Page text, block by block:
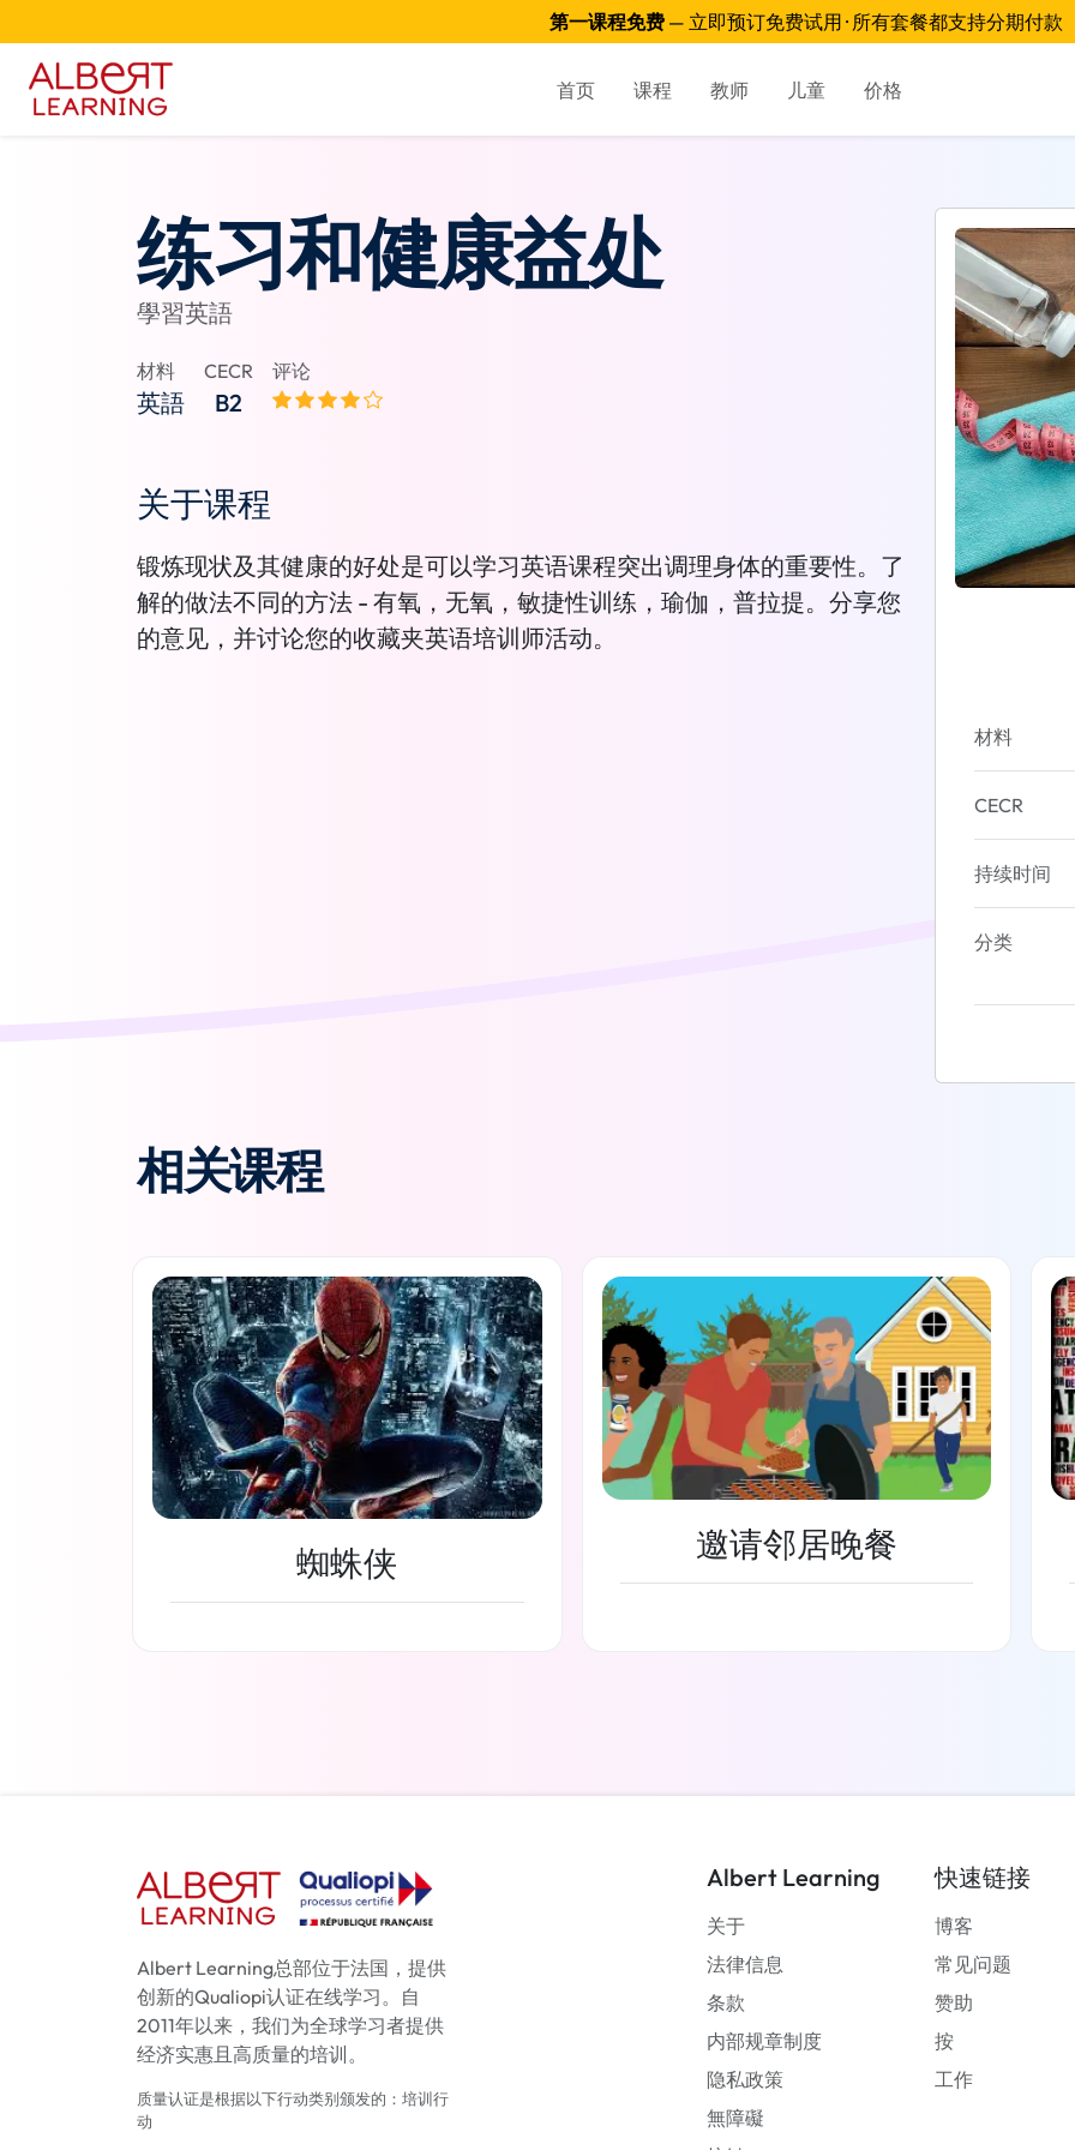
第一课程免费 — 立即预订免费试用 · 所有套餐都支持分期付款
首页 课程 教师 儿童 价格
练习和健康益处
學習英語
材料
英語
CECR
B2
评论
关于课程
锻炼现状及其健康的好处是可以学习英语课程突出调理身体的重要性。了
解的做法不同的方法 - 有氧，无氧，敏捷性训练，瑜伽，普拉提。分享您
的意见，并讨论您的收藏夹英语培训师活动。
材料
CECR
持续时间
分类
相关课程
蜘蛛侠 邀请邻居晚餐
Albert Learning总部位于法国，提供
创新的Qualiopi认证在线学习。自
2011年以来，我们为全球学习者提供
经济实惠且高质量的培训。
质量认证是根据以下行动类别颁发的：培训行
动
Albert Learning
关于
法律信息
条款
内部规章制度
隐私政策
無障礙
快速链接
博客
常见问题
赞助
按
工作